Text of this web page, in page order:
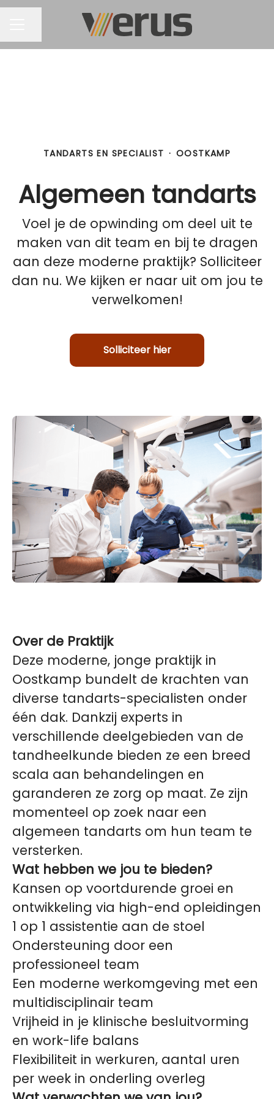
TANDARTS EN SPECIALIST · OOSTKAMP
Algemeen tandarts
Voel je de opwinding om deel uit te
maken van dit team en bij te dragen
aan deze moderne praktijk? Solliciteer
dan nu. We kijken er naar uit om jou te
verwelkomen!
Solliciteer hier
Over de Praktijk
Deze moderne, jonge praktijk in
Oostkamp bundelt de krachten van
diverse tandarts-specialisten onder
één dak. Dankzij experts in
verschillende deelgebieden van de
tandheelkunde bieden ze een breed
scala aan behandelingen en
garanderen ze zorg op maat. Ze zijn
momenteel op zoek naar een
algemeen tandarts om hun team te
versterken.
Wat hebben we jou te bieden?
Kansen op voortdurende groei en
ontwikkeling via high-end opleidingen
1 op 1 assistentie aan de stoel
Ondersteuning door een
professioneel team
Een moderne werkomgeving met een
multidisciplinair team
Vrijheid in je klinische besluitvorming
en work-life balans
Flexibiliteit in werkuren, aantal uren
per week in onderling overleg